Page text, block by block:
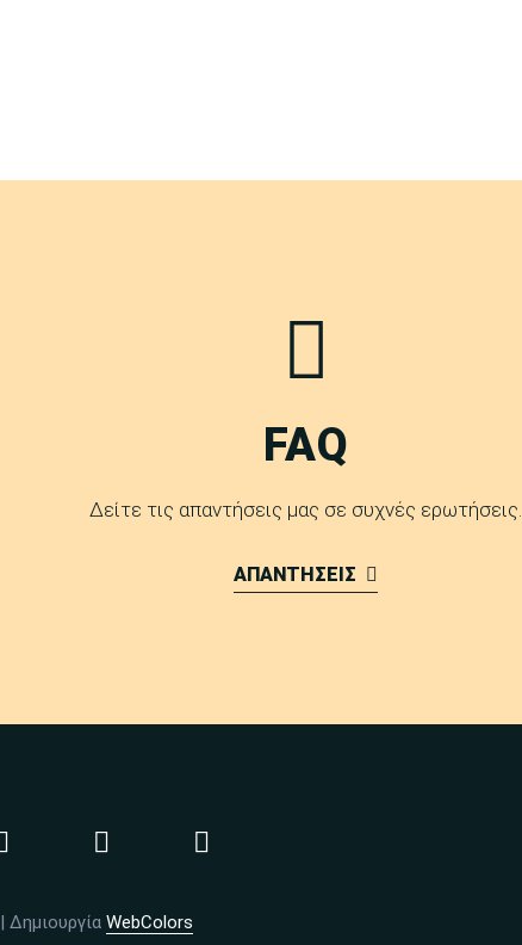
FAQ
Δείτε τις απαντήσεις μας σε συχνές ερωτήσεις.
ΑΠΑΝΤΗΣΕΙΣ
| Δημιουργία WebColors